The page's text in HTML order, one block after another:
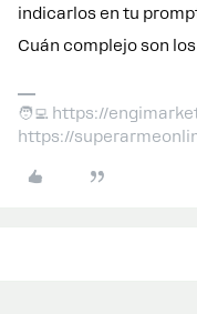
indicarlos en tu
Cuán complejo son
🧑‍💻 https://
https://